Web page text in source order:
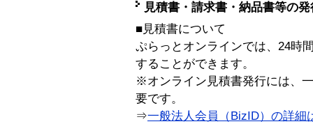
見積書・請求書・納品書等の
■見積書について
ぷらっとオンラインでは、24時
することができます。
※オンライン見積書発行には、
要です。
⇒一般法人会員（BizID）の詳細